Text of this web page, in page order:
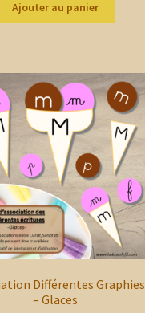
Ajouter au panier
Différentes Graphies
– Glaces